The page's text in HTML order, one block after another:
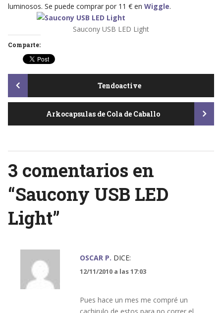
luminosos. Se puede comprar por 11 € en Wiggle.
Saucony USB LED Light
Comparte:
Post
navigation
Tendoactive
Arkocapsulas de Cola de Caballo
3 comentarios en
“Saucony USB LED
Light”
OSCAR P. DICE:
12/11/2010 a las 17:03
Pues hace un mes me compré un